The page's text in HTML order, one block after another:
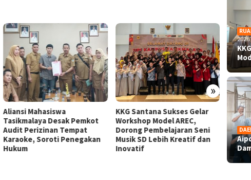
»
Aliansi Mahasiswa
Tasikmalaya Desak Pemkot
Audit Perizinan Tempat
Karaoke, Soroti Penegakan
Hukum
KKG Santana Sukses Gelar
Workshop Model AREC,
Dorong Pembelajaran Seni
Musik SD Lebih Kreatif dan
Inovatif
Aipda
2026